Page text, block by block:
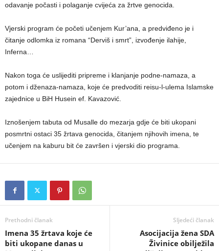
odavanje počasti i polaganje cvijeća za žrtve genocida.
Vjerski program će početi učenjem Kur’ana, a predviđeno je i
čitanje odlomka iz romana “Derviš i smrt”, izvođenje ilahije,
Inferna…
Nakon toga će uslijediti pripreme i klanjanje podne-namaza, a
potom i dženaza-namaza, koje će predvoditi reisu-l-ulema Islamske
zajednice u BiH Husein ef. Kavazović.
Iznošenjem tabuta od Musalle do mezarja gdje će biti ukopani
posmrtni ostaci 35 žrtava genocida, čitanjem njihovih imena, te
učenjem na kaburu bit će završen i vjerski dio programa.
Prethodni članak
Imena 35 žrtava koje će
biti ukopane danas u
Sljedeći članak
Asocijacija žena SDA
Živinice obilježila